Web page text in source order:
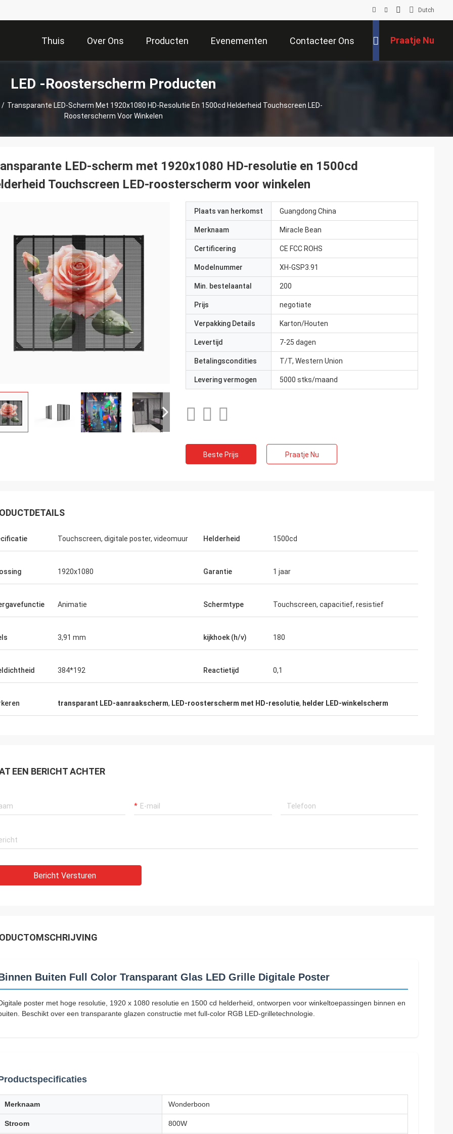
Dutch
Thuis Over Ons Producten Evenementen Contacteer Ons Praatje Nu
LED -roosterscherm Producten
/ Transparante LED-Scherm Met 1920x1080 HD-Resolutie En 1500cd Helderheid Touchscreen LED-
Roosterscherm Voor Winkelen
LED-scherm met 1920x1080 HD-resolutie en 1500cd
Touchscreen LED-roosterscherm voor winkelen
Plaats van herkomst Guangdong China
Merknaam Miracle Bean
Certificering CE FCC ROHS
Modelnummer XH-GSP3.91
Min. bestelaantal 200
Prijs negotiate
Verpakking Details Karton/Houten
Levertijd 7-25 dagen
Betalingscondities T/T, Western Union
Levering vermogen 5000 stks/maand
Beste Prijs Praatje Nu
Touchscreen, digitale poster, videomuur Helderheid 1500cd
1920x1080 Garantie 1 jaar
Animatie Schermtype Touchscreen, capacitief, resistief
3,91 mm kijkhoek (h/v) 180
384*192 Reactietijd 0,1
transparant LED-aanraakscherm, LED-roosterscherm met HD-resolutie, helder LED-winkelscherm
EEN BERICHT ACHTER
Bericht Versturen
Buiten Full Color Transparant Glas LED Grille Digitale Poster
poster met hoge resolutie, 1920 x 1080 resolutie en 1500 cd helderheid, ontworpen voor winkeltoepassingen binnen en
Beschikt over een transparante glazen constructie met full-color RGB LED-grilletechnologie.
Merknaam Wonderboon
Stroom 800W